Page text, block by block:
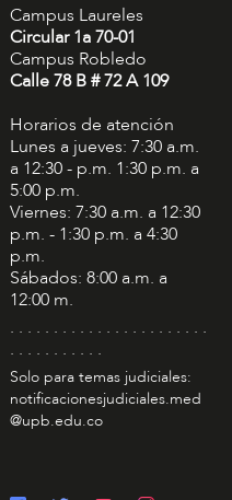
Campus Laureles
Circular 1a 70-01
Campus Robledo
Calle 78 B # 72 A 109
Horarios de atención
Lunes a jueves: 7:30 a.m.
a 12:30 - p.m. 1:30 p.m. a
5:00 p.m.
Viernes: 7:30 a.m. a 12:30
p.m. - 1:30 p.m. a 4:30
p.m.
Sábados: 8:00 a.m. a
12:00 m.
. . . . . . . . . . . . . . . . . . . . . . .
. . . . . . . . . . .
Solo para temas judiciales:
notificacionesjudiciales.med
@upb.edu.co